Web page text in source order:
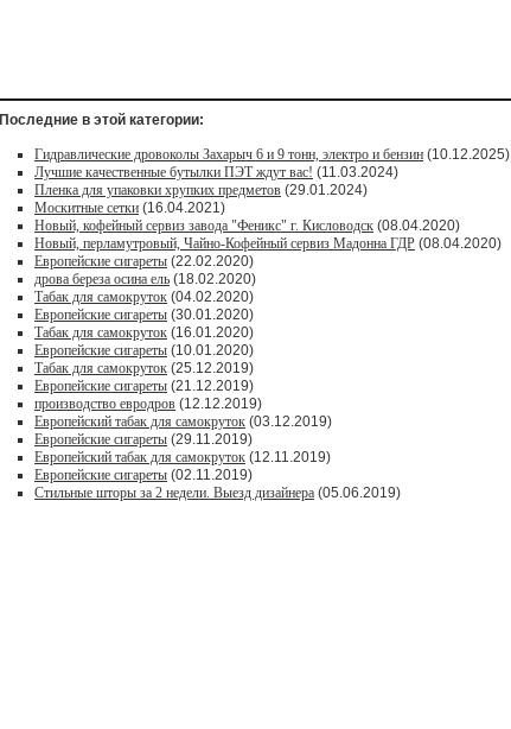
Последние в этой категории:
Гидравлические дровоколы Захарыч 6 и 9 тонн, электро и бензин (10.12.2025)
Лучшие качественные бутылки ПЭТ ждут вас! (11.03.2024)
Пленка для упаковки хрупких предметов (29.01.2024)
Москитные сетки (16.04.2021)
Новый, кофейный сервиз завода "Феникс" г. Кисловодск (08.04.2020)
Новый, перламутровый, Чайно-Кофейный сервиз Мадонна ГДР (08.04.2020)
Европейские сигареты (22.02.2020)
дрова береза осина ель (18.02.2020)
Табак для самокруток (04.02.2020)
Европейские сигареты (30.01.2020)
Табак для самокруток (16.01.2020)
Европейские сигареты (10.01.2020)
Табак для самокруток (25.12.2019)
Европейские сигареты (21.12.2019)
производство евродров (12.12.2019)
Европейский табак для самокруток (03.12.2019)
Европейские сигареты (29.11.2019)
Европейский табак для самокруток (12.11.2019)
Европейские сигареты (02.11.2019)
Стильные шторы за 2 недели. Выезд дизайнера (05.06.2019)